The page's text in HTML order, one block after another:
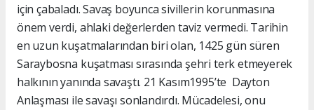
için çabaladı. Savaş boyunca sivillerin korunmasına
önem verdi, ahlaki değerlerden taviz vermedi. Tarihin
en uzun kuşatmalarından biri olan, 1425 gün süren
Saraybosna kuşatması sırasında şehri terk etmeyerek
halkının yanında savaştı. 21 Kasım1995’te Dayton
Anlaşması ile savaşı sonlandırdı. Mücadelesi, onu